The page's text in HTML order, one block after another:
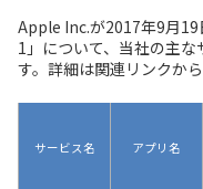
工事・故障情報
各種ダウンロー
Apple Inc.が2017年9月19
1」について、当社の主
す。詳細は関連リンクか
サービス名 アプリ名